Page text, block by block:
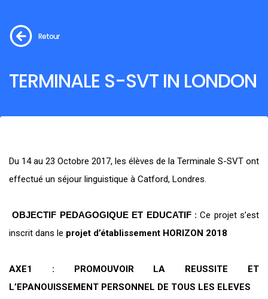
Retour
TERMINALE S-SVT IN LONDON
Du 14 au 23 Octobre 2017, les élèves de la Terminale S-SVT ont
effectué un séjour linguistique à Catford, Londres.
OBJECTIF PEDAGOGIQUE ET EDUCATIF:Ce projet s’est
inscrit dans le projet d’établissement HORIZON 2018
AXE1 : PROMOUVOIR LA REUSSITE ET
L’EPANOUISSEMENT PERSONNEL DE TOUS LES ELEVES